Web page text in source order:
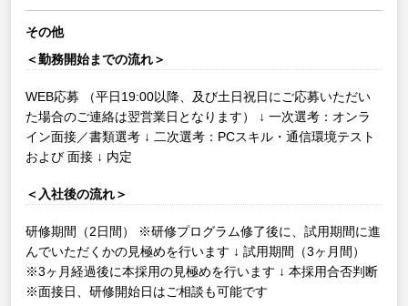
その他
＜勤務開始までの流れ＞
WEB応募 （平日19:00以降、及び土日祝日にご応募いただい
た場合のご連絡は翌営業日となります）
↓ 一次選考：オンラ
イン面接／書類選考 ↓ 二次選考：PCスキル・通信環境テスト
および 面接 ↓ 内定
＜入社後の流れ＞
研修期間（2日間）
※研修プログラム修了後に、試用期間に進
んでいただくかの見極めを行います ↓ 試用期間（3ヶ月間）
※3ヶ月経過後に本採用の見極めを行います ↓ 本採用合否判断
※面接日、研修開始日はご相談も可能です